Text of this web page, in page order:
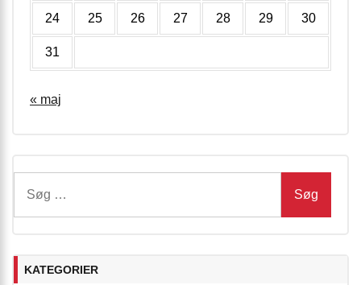
24 25 26 27 28 29 30
31
« maj
efter:
KATEGORIER